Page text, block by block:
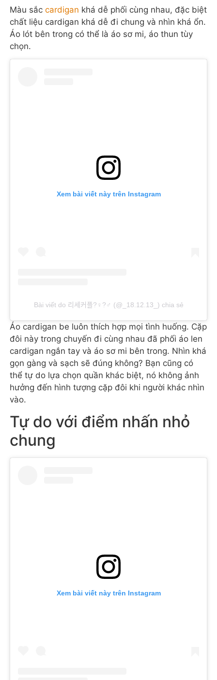
Màu sắc cardigan khá dễ phối cùng nhau, đặc biệt
chất liệu cardigan khá dễ đi chung và nhìn khá ổn.
Áo lót bên trong có thể là áo sơ mi, áo thun tùy
chọn.
Xem bài viết này trên Instagram
Bài viết do 리세커플?‍♀️?‍♂️ (@_18.12.13_) chia sẻ
Áo cardigan be luôn thích hợp mọi tình huống. Cặp
đôi này trong chuyến đi cùng nhau đã phối áo len
cardigan ngắn tay và áo sơ mi bên trong. Nhìn khá
gọn gàng và sạch sẽ đúng không? Bạn cũng có
thể tự do lựa chọn quần khác biệt, nó không ảnh
hưởng đến hình tượng cặp đôi khi người khác nhìn
vào.
Tự do với điểm nhấn nhỏ
chung
Xem bài viết này trên Instagram